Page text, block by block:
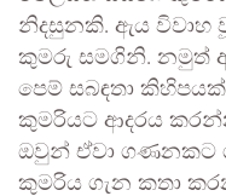
නිදසුනකි. ඇය විවාහ
කුමරු සමගිනි. නමුත්
පෙම් සබඳතා
කුමරියට ආදරය
ඔවුන් ඒවා ගණනකට
කුමරිය ගැන කතා